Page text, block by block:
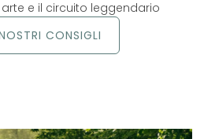
e il circuito leggendario
CONSIGLI